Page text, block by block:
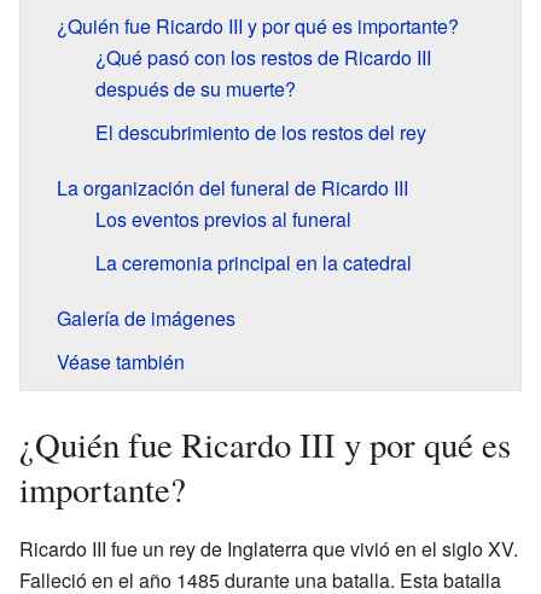
¿Quién fue Ricardo III y por qué es importante?
¿Qué pasó con los restos de Ricardo III
después de su muerte?
El descubrimiento de los restos del rey
La organización del funeral de Ricardo III
Los eventos previos al funeral
La ceremonia principal en la catedral
Galería de imágenes
Véase también
¿Quién fue Ricardo III y por qué es
importante?
Ricardo III fue un rey de Inglaterra que vivió en el siglo XV.
Falleció en el año 1485 durante una batalla. Esta batalla